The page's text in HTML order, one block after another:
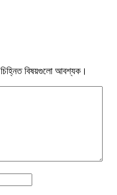
চিহ্নিত বিষয়গুলো আবশ্যক।